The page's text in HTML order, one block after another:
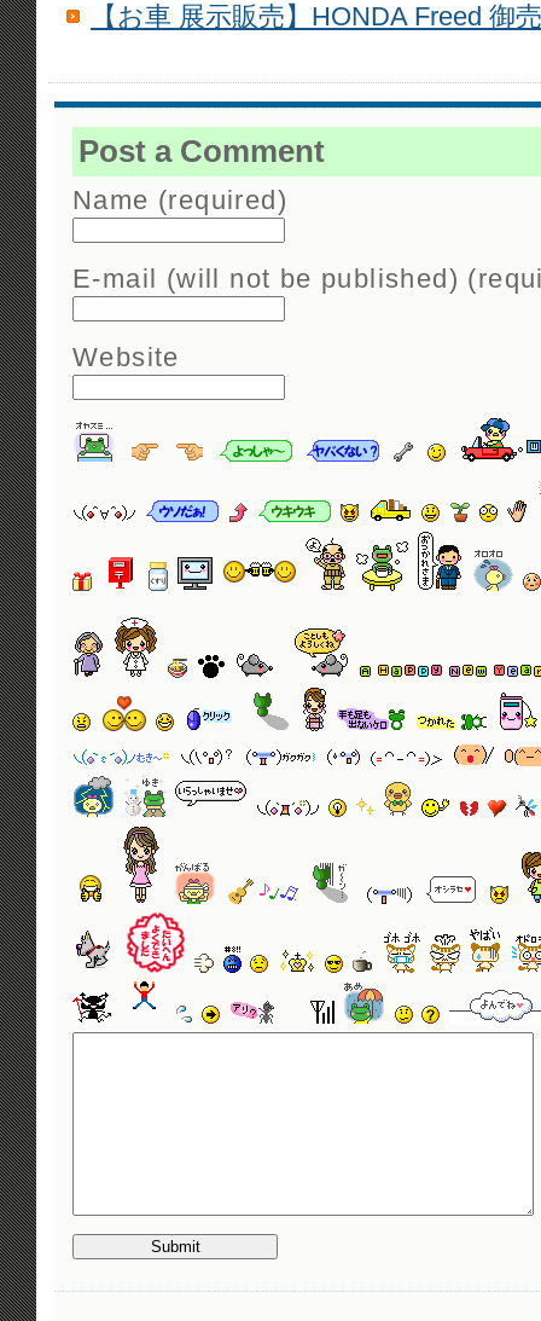
【お車 展示販売】HONDA Freed 御
Post a Comment
Name (required)
E-mail (will not be published)
Website